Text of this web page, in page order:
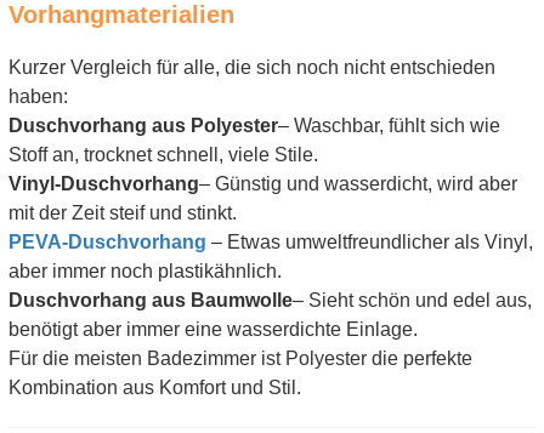
Vorhangmaterialien
Kurzer Vergleich für alle, die sich noch nicht entschieden
haben:
Duschvorhang aus Polyester– Waschbar, fühlt sich wie
Stoff an, trocknet schnell, viele Stile.
Vinyl-Duschvorhang– Günstig und wasserdicht, wird aber
mit der Zeit steif und stinkt.
PEVA-Duschvorhang – Etwas umweltfreundlicher als Vinyl,
aber immer noch plastikähnlich.
Duschvorhang aus Baumwolle– Sieht schön und edel aus,
benötigt aber immer eine wasserdichte Einlage.
Für die meisten Badezimmer ist Polyester die perfekte
Kombination aus Komfort und Stil.